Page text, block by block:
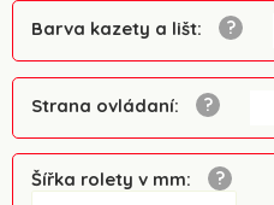
Barva kazety a lišt:
Strana ovládaní:
Šířka rolety v mm: